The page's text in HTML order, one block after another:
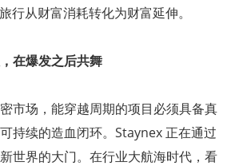
行从财富消耗转化为财富延伸。
在爆发之后共舞
市场，能穿越周期的项目必须具备真
持续的造血闭环。Staynex 正在通过
世界的大门。在行业大航海时代，看